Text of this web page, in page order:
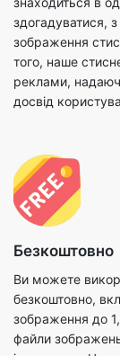
реклами,
досвід
Безкоштовно
Ви можете
безкоштовно,
зображення до
інструмент. Ця
потрібно
Ви можете